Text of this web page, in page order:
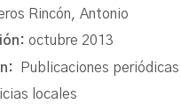
Rincón, Antonio
octubre 2013
Publicaciones periódicas
locales